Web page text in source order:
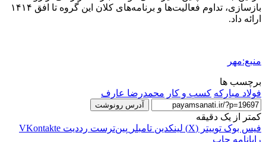
بازسازی، تداوم فعالیت‌ها و برنامه‌های کلان این گروه تا افق ۱۴۱۴
ارائه داد.
منبع:مهر
برچسب ها
فولاد مبارکه کسب و کار محمدرضا عارف
آدرس رونوشت
کمتر از یک دقیقه
فیس بوک توییتر (X) لینکدین ‫تامبلر ‫پین‌ترست ‫رددیت ‫VKontakte
رایانامه چاپ